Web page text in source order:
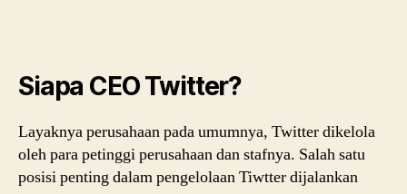
Siapa CEO Twitter?
Layaknya perusahaan pada umumnya, Twitter dikelola
oleh para petinggi perusahaan dan stafnya. Salah satu
posisi penting dalam pengelolaan Tiwtter dijalankan